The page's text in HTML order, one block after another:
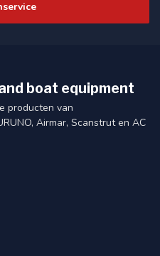
boat equipment
producten van
Airmar, Scanstrut en AC